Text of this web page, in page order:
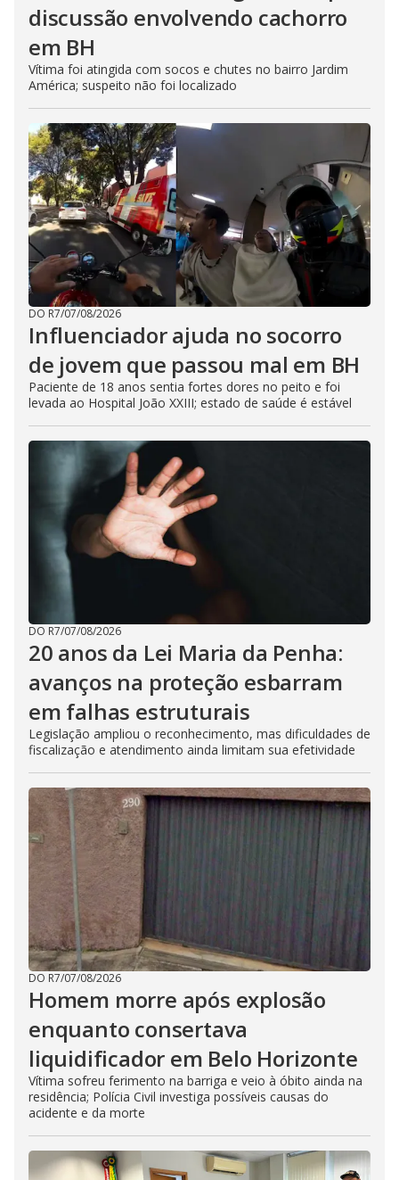
discussão envolvendo cachorro
em BH
Vítima foi atingida com socos e chutes no bairro Jardim
América; suspeito não foi localizado
DO R7/07/08/2026
Influenciador ajuda no socorro
de jovem que passou mal em BH
Paciente de 18 anos sentia fortes dores no peito e foi
levada ao Hospital João XXIII; estado de saúde é estável
DO R7/07/08/2026
20 anos da Lei Maria da Penha:
avanços na proteção esbarram
em falhas estruturais
Legislação ampliou o reconhecimento, mas dificuldades de
fiscalização e atendimento ainda limitam sua efetividade
DO R7/07/08/2026
Homem morre após explosão
enquanto consertava
liquidificador em Belo Horizonte
Vítima sofreu ferimento na barriga e veio à óbito ainda na
residência; Polícia Civil investiga possíveis causas do
acidente e da morte